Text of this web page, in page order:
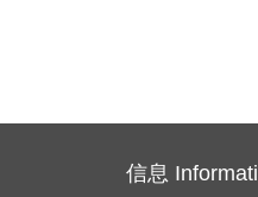
信息